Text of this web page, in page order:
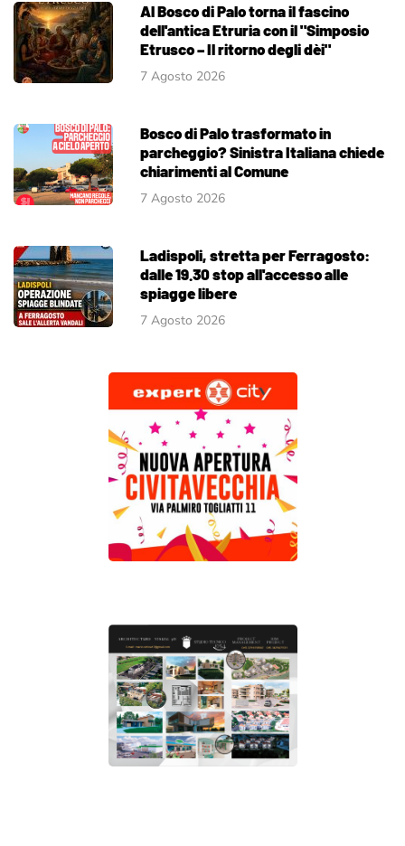
Al Bosco di Palo torna il fascino
dell'antica Etruria con il "Simposio
Etrusco – Il ritorno degli dèi"
7 Agosto 2026
Bosco di Palo trasformato in
parcheggio? Sinistra Italiana chiede
chiarimenti al Comune
7 Agosto 2026
Ladispoli, stretta per Ferragosto:
dalle 19.30 stop all'accesso alle
spiagge libere
7 Agosto 2026